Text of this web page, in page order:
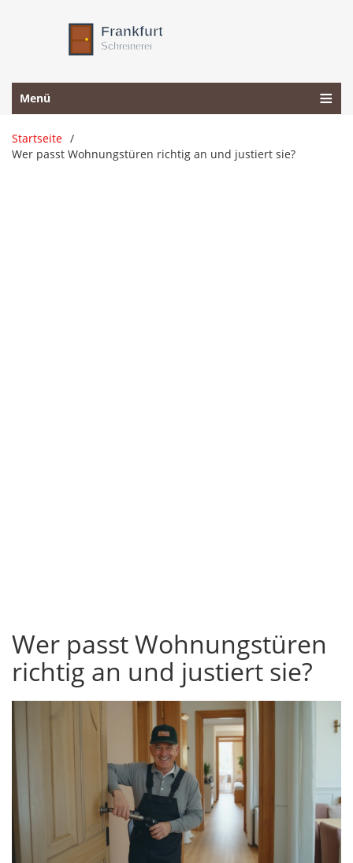
Menü
Startseite
Wer passt Wohnungstüren richtig an und justiert sie?
Wer passt Wohnungstüren
richtig an und justiert sie?